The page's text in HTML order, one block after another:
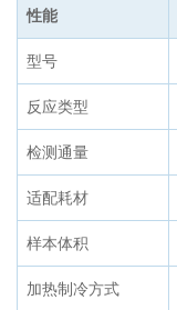
性能
型号
反应类型
检测通量
适配耗材
样本体积
加热制冷方式